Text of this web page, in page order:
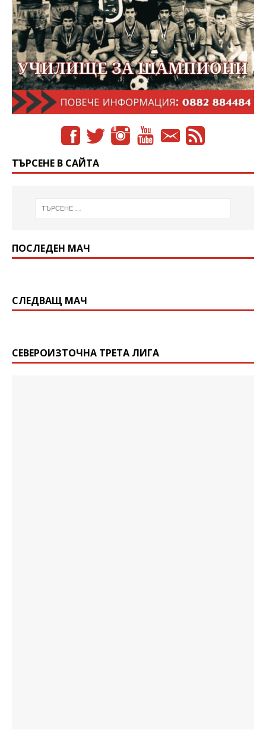
ТЪРСЕНЕ В САЙТА
ПОСЛЕДЕН МАЧ
СЛЕДВАЩ МАЧ
СЕВЕРОИЗТОЧНА ТРЕТА ЛИГА